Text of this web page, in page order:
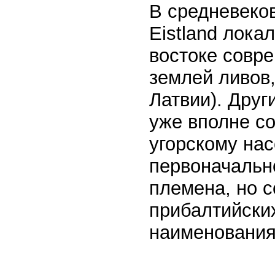
В
Eistland
востоке
землей
Латвии).
уже вполне
угорскому
племена, но